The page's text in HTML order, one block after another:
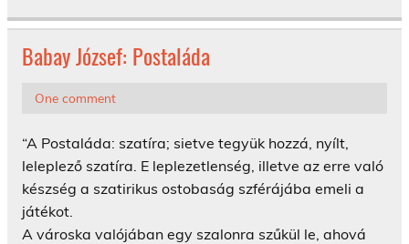
Babay József: Postaláda
One comment
“A Postaláda: szatíra; sietve tegyük hozzá, nyílt,
leleplező szatíra. E leplezetlenség, illetve az erre való
készség a szatirikus ostobaság szférájába emeli a
játékot.
A városka valójában egy szalonra szűkül le, ahová